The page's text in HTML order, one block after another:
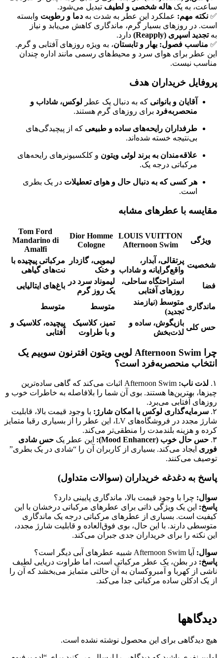
ساعت، به یک هاله شخصی و لطیف تبدیل می‌شود.
✅ نکته مهم: عملکرد این عطر به شدت به دما و رطوبت وابسته
است. در روزهای بسیار گرم، ماندگاری کاهش می‌یابد و نیاز
بهتجدید اسپری (Reapply) دارد.
✅ مناسب فصول: بهار و تابستان، به ویژه روزهای آفتابی و گرم.
این عطر برای هوای سرد و محیط‌های رسمی مانند اداره چندان
مناسب نیست.
پروفایل خریداران هدف
آقایان و بانوانی که به دنبال یک عطر لوکس، شاداب و
منحصربه‌فرد برای روزهای گرم هستند.
طرفداران رایحه‌های ساده و طبیعی که از پیچیدگی‌های
بی‌نتیجه خسته شده‌اند.
علاقه‌مندان به برند لوئی ویتون و کلکسیونرهای رایحه‌های
مرکباتی درجه یک.
هر کسی که به دنبال حال و هوای تعطیلات در یک بطری
است.
مقایسه با عطرهای مشابه
ویژگی
LOUIS VUITTON
Afternoon Swim
Dior Homme
Cologne
Tom Ford
Mandarino di
Amalfi
شخصیت
پرتقالی، آبدار،
واقع‌گرایانه و شاداب
لیمویی، گازدار
و خنک
مرکباتی پیچیده با
نت‌های گیاهی
فضا
استراحتگاه ساحلی،
روزهای آفتابی
لیموناد سرد در
یک روز گرم
باغ‌های ایتالیایی
ماندگاری
متوسط (نیازمند
تجدید)
متوسط متوسط
حس کلی
بازیگوش، ساده و
لذت‌بخش
تمیز، کلاسیک
و با طراوت
پیچیده، کلاسیک و
آفتابی
چرا Afternoon Swim لویی ویتون افترنون سوییم یک
انتخاب منحصربه‌فرد است؟
۱. لذت ناب:
Afternoon Swim اثبات می‌کند که گاهی ساده‌ترین
چیزها، بهترین‌ها هستند. بوی آن شما را بلافاصله به خاطرات خوب و
روزهای آفتابی می‌برد.
۲. سرمایه‌گذاری لوکس با امکان شارژ: با وجود قیمت بالا، قابلیت
شارژ مجدد در فروشگاه‌های LV، این عطر را از بسیاری رقبا متمایز
کرده و هزینه بلندمدت را منطقی‌تر می‌کند.
۳. حس حال خوب (Mood Enhancer): این عطر یک حس شادی
فوری ایجاد می‌کند. بسیاری از کاربران آن را “شادی در یک بطری”
توصیف می‌کنند.
پاسخ به دغدغه خریداران (سوالات متداول)
سوال: چرا با وجود قیمت بالا، ماندگاری پایینی دارد؟
پاسخ: این یک ویژگی ذاتی برای عطرهای مرکباتی درخشان با این
کیفیت است. بسیاری از عطرهای مرکباتی درجه یک ماندگاری
متوسطی دارند. با این حال، بوی فوق‌العاده و قابلیت شارژ مجدد،
این نکته را برای خریداران جدی جبران می‌کند.
سوال: آیا Afternoon Swim شبیه عطرهای آبی دیگر است؟
پاسخ: در بطن، یک عطر مرکباتی است، اما طراوت دریایی لطیف
ناشی از کهربا و آمبروکسان به آن حالتی متمایز می‌بخشد که آن را
از یک ادکلن ساده مرکباتی جدا می‌کند.
دیدگاهها
هیچ دیدگاهی برای این محصول نوشته نشده است.